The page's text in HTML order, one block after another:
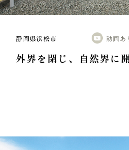
静岡県浜松市 動画あ
外界を閉じ、自然界に